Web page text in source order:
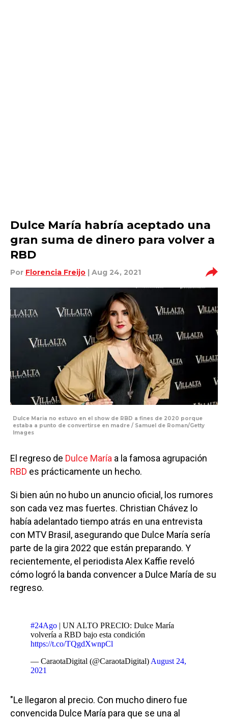
Dulce María habría aceptado una
gran suma de dinero para volver a
RBD
Por Florencia Freijo | Aug 24, 2021
Dulce Maria no estuvo en el show de RBD a fines de 2020 porque
estaba a punto de convertirse en madre / Samuel de Roman/Getty
Images
El regreso de Dulce María a la famosa agrupación
RBD es prácticamente un hecho.
Si bien aún no hubo un anuncio oficial, los rumores
son cada vez mas fuertes. Christian Chávez lo
había adelantado tiempo atrás en una entrevista
con MTV Brasil, asegurando que Dulce María sería
parte de la gira 2022 que están preparando. Y
recientemente, el periodista Alex Kaffie reveló
cómo logró la banda convencer a Dulce María de su
regreso.
#24Ago | UN ALTO PRECIO: Dulce María
volvería a RBD bajo esta condición
https://t.co/TQgdXwnpCl
— CaraotaDigital (@CaraotaDigital) August 24,
2021
"Le llegaron al precio. Con mucho dinero fue
convencida Dulce María para que se una al